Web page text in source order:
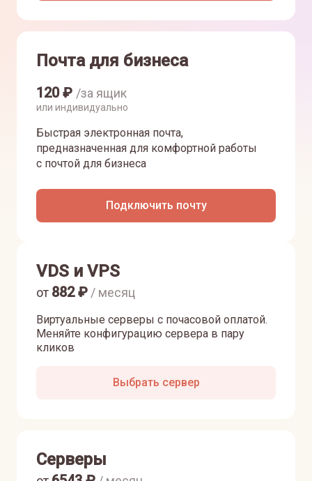
Почта для бизнеса
120₽ /за ящик
или индивидуально
Быстрая электронная почта,
предназначенная для комфортной работы
с почтой для бизнеса
Подключить почту
VDS и VPS
Виртуальные серверы с почасовой оплатой.
Меняйте конфигурацию сервера в пару
кликов
от 882₽ / месяц
Выбрать сервер
Серверы